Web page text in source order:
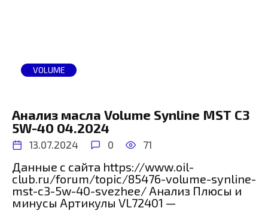
VOLUME
Анализ масла Volume Synline MST C3
5W-40 04.2024
13.07.2024 0 71
Данные с сайта https://www.oil-
club.ru/forum/topic/85476-volume-synline-
mst-c3-5w-40-svezhee/ Анализ Плюсы и
минусы Артикулы VL72401 —